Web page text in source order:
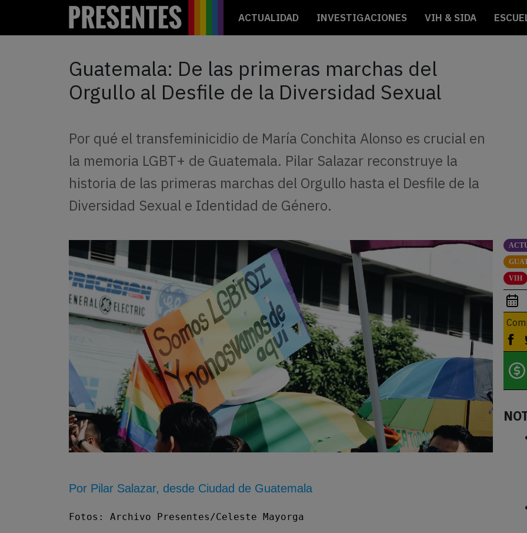
ACTUALIDAD INVESTIGACIONES VIH & SIDA
Guatemala: De las primeras marchas del
Orgullo al Desfile de la Diversidad Sexual
Por qué el transfeminicidio de María Conchita Alonso es crucial en
la memoria LGBT+ de Guatemala. Pilar Salazar reconstruye la
historia de las primeras marchas del Orgullo hasta el Desfile de la
Diversidad Sexual e Identidad de Género.
Por Pilar Salazar, desde Ciudad de Guatemala
Fotos: Archivo Presentes/Celeste Mayorga
VIH